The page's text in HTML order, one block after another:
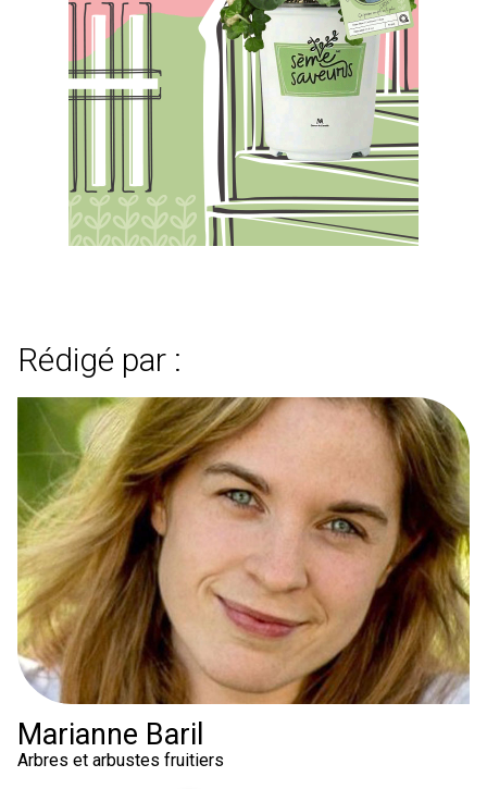
Rédigé par :
Marianne Baril
Arbres et arbustes fruitiers